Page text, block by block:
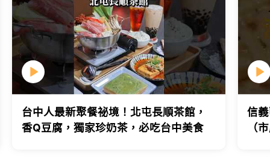
台中人最新聚餐祕境！北屯長順茶館，
香Q豆腐，獨家珍奶茶，必吃台中美食
信
（